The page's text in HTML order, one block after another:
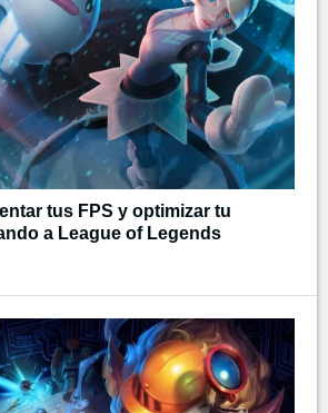
tus FPS y optimizar tu
a League of Legends